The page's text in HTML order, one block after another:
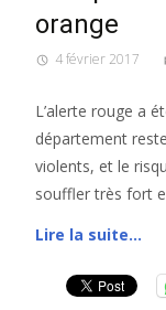
orange
4 février 2017
L’alerte rouge a
département
violents, et le
souffler très fort
Lire la suite…